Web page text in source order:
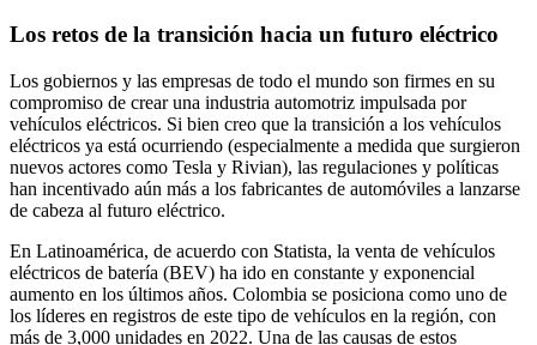
Los retos de la transición hacia un futuro eléctrico
Los gobiernos y las empresas de todo el mundo son firmes en su
compromiso de crear una industria automotriz impulsada por
vehículos eléctricos. Si bien creo que la transición a los vehículos
eléctricos ya está ocurriendo (especialmente a medida que surgieron
nuevos actores como Tesla y Rivian), las regulaciones y políticas
han incentivado aún más a los fabricantes de automóviles a lanzarse
de cabeza al futuro eléctrico.
En Latinoamérica, de acuerdo con Statista, la venta de vehículos
eléctricos de batería (BEV) ha ido en constante y exponencial
aumento en los últimos años. Colombia se posiciona como uno de
los líderes en registros de este tipo de vehículos en la región, con
más de 3,000 unidades en 2022. Una de las causas de estos